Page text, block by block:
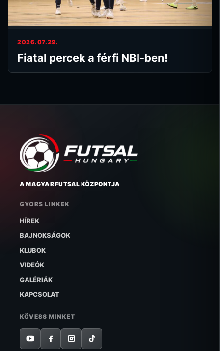
2026.07.29.
Fiatal percek a férfi NBI-ben!
A MAGYAR FUTSAL KÖZPONTJA
GYORS LINKEK
HÍREK
BAJNOKSÁGOK
KLUBOK
VIDEÓK
GALÉRIÁK
KAPCSOLAT
KÖVESS MINKET